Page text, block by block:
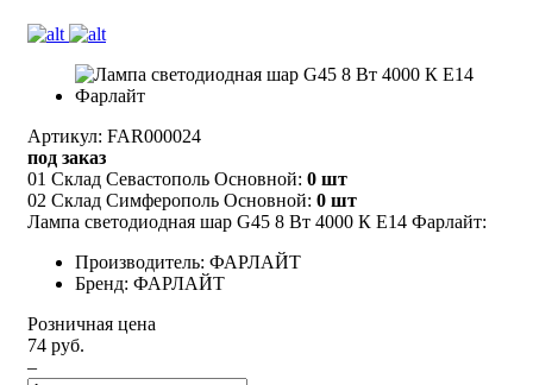
Артикул: FAR000024
под заказ
01 Склад Севастополь Основной: 0 шт
02 Склад Симферополь Основной: 0 шт
Лампа светодиодная шар G45 8 Вт 4000 К Е14 Фарлайт:
Производитель: ФАРЛАЙТ
Бренд: ФАРЛАЙТ
Розничная цена
74 руб.
–